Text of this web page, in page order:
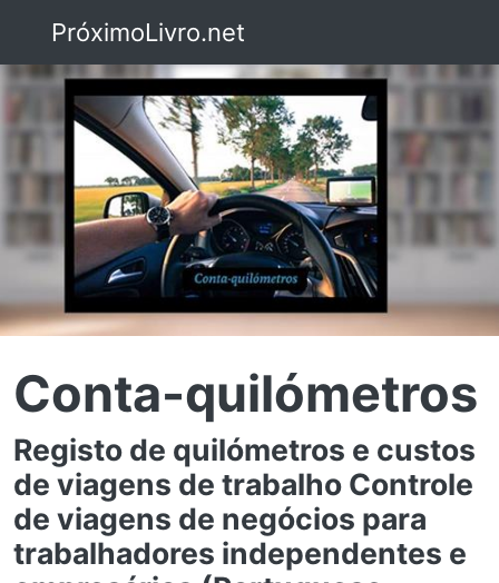
PróximoLivro.net
Conta-quilómetros
Registo de quilómetros e custos
de viagens de trabalho Controle
de viagens de negócios para
trabalhadores independentes e